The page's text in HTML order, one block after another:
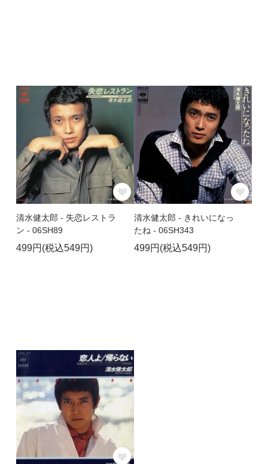
清水健太郎 - 失恋レストラ
ン - 06SH89
499円(税込549円)
清水健太郎 - きれいになっ
たね - 06SH343
499円(税込549円)